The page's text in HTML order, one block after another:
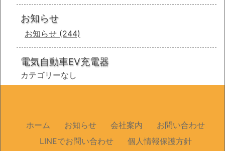
お知らせ
お知らせ (244)
電気自動車EV充電器
カテゴリーなし
ホーム お知らせ 会社案内
お問い合わせ
LINEでお問い合わせ
個人情報保護方針